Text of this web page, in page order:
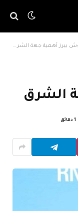
يبرز أهمية جهة الشرق
الشرق
1 دقائق